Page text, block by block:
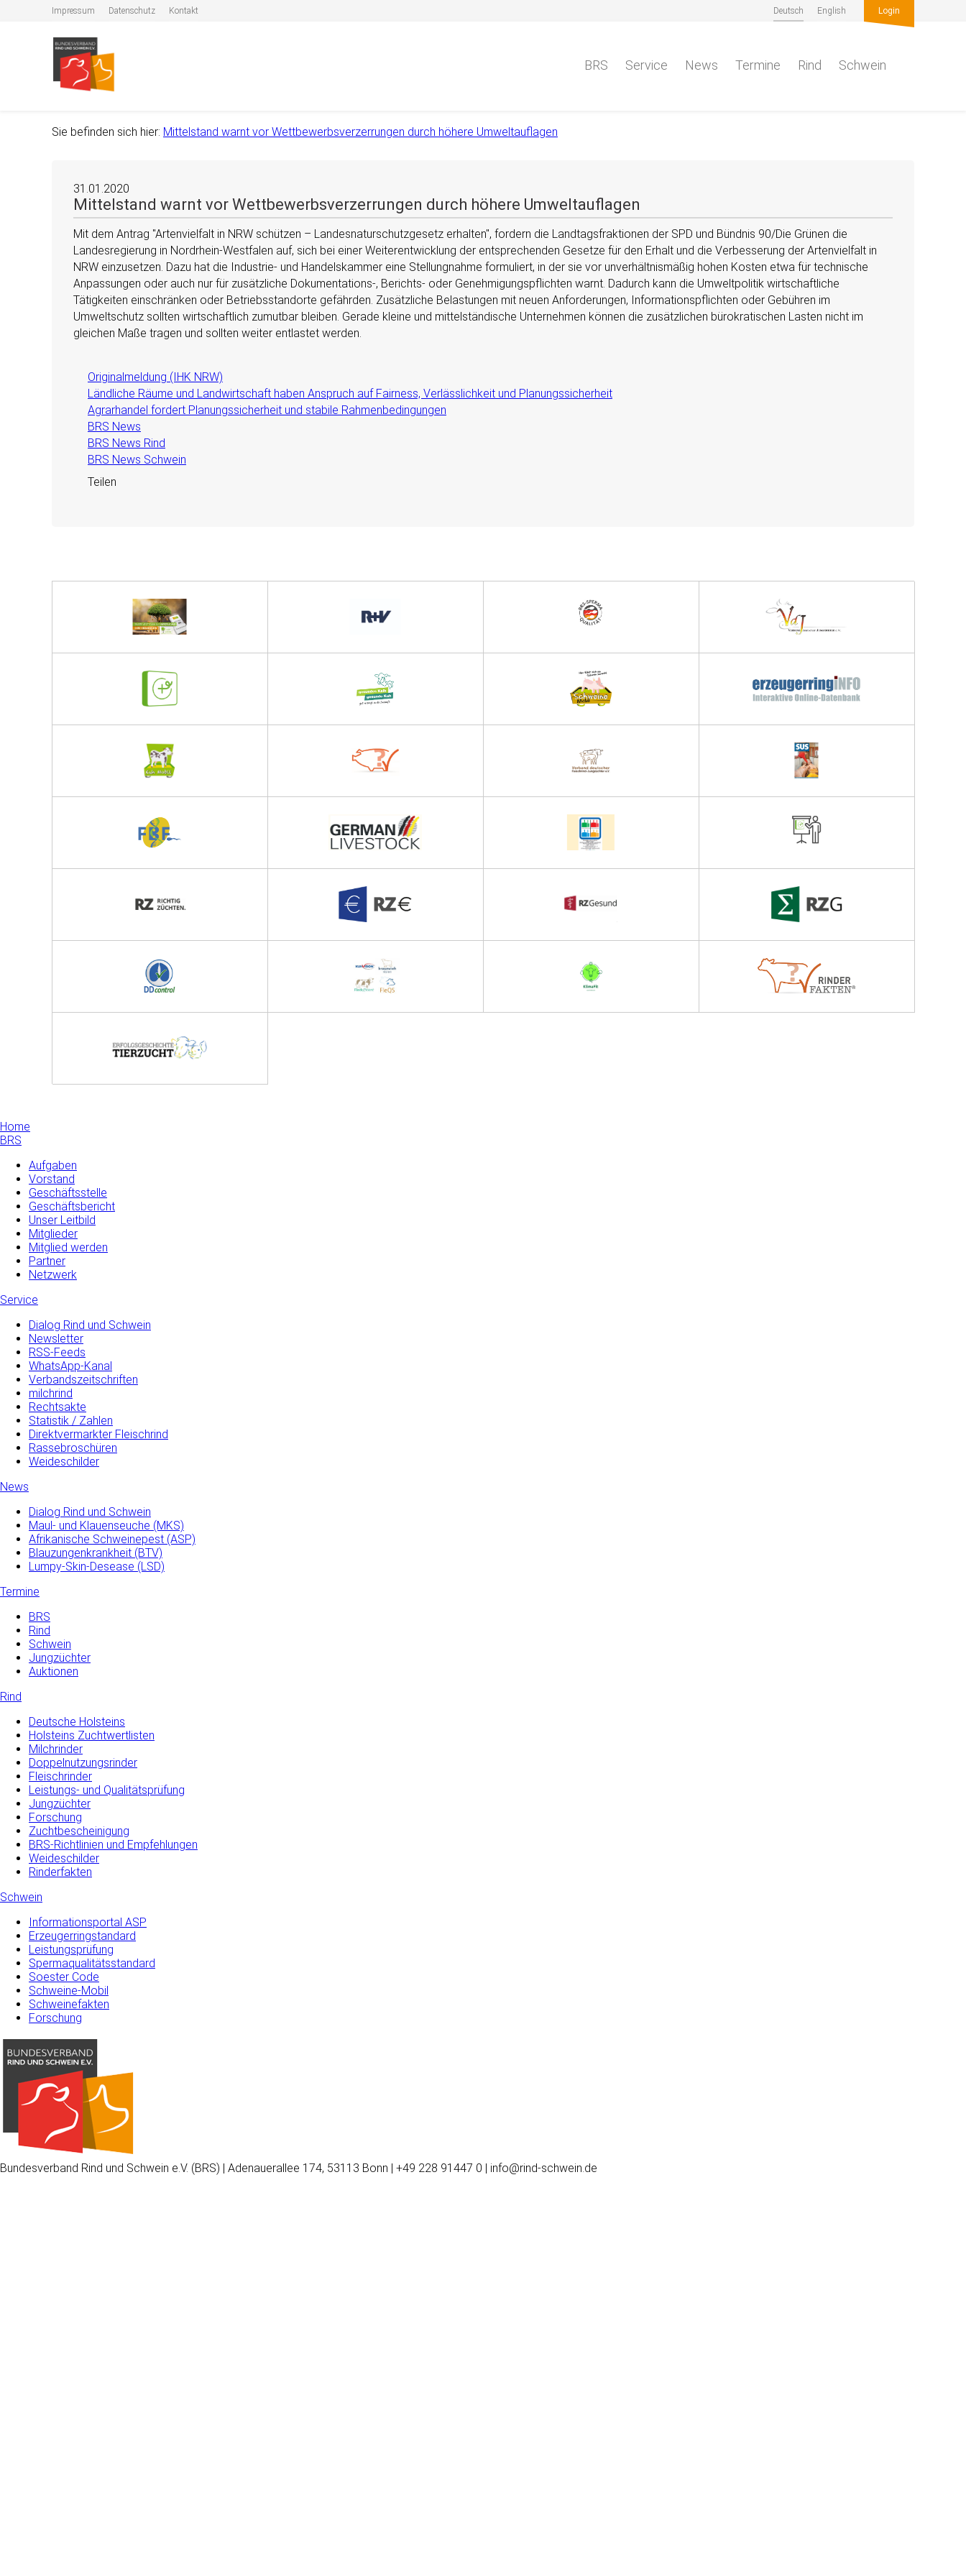
Impressum Datenschutz Kontakt Deutsch English Login
BRS Service News Termine Rind Schwein
Sie befinden sich hier: Mittelstand warnt vor Wettbewerbsverzerrungen durch höhere Umweltauflagen
31.01.2020
Mittelstand warnt vor Wettbewerbsverzerrungen durch höhere Umweltauflagen
Mit dem Antrag Artenvielfalt in NRW schützen – Landesnaturschutzgesetz erhalten , fordern die Landtagsfraktionen der SPD und Bündnis 90/Die Grünen die
Landesregierung in Nordrhein-Westfalen auf, sich bei einer Weiterentwicklung der entsprechenden Gesetze für den Erhalt und die Verbesserung der Artenvielfalt in
NRW einzusetzen. Dazu hat die Industrie- und Handelskammer eine Stellungnahme formuliert, in der sie vor unverhältnismäßig hohen Kosten etwa für technische
Anpassungen oder auch nur für zusätzliche Dokumentations-, Berichts- oder Genehmigungspflichten warnt. Dadurch kann die Umweltpolitik wirtschaftliche
Tätigkeiten einschränken oder Betriebsstandorte gefährden. Zusätzliche Belastungen mit neuen Anforderungen, Informationspflichten oder Gebühren im
Umweltschutz sollten wirtschaftlich zumutbar bleiben. Gerade kleine und mittelständische Unternehmen können die zusätzlichen bürokratischen Lasten nicht im
gleichen Maße tragen und sollten weiter entlastet werden.
Originalmeldung (IHK NRW)
Ländliche Räume und Landwirtschaft haben Anspruch auf Fairness, Verlässlichkeit und Planungssicherheit
Agrarhandel fordert Planungssicherheit und stabile Rahmenbedingungen
BRS News
BRS News Rind
BRS News Schwein
Teilen
Home
BRS
Aufgaben
Vorstand
Geschäftsstelle
Geschäftsbericht
Unser Leitbild
Mitglieder
Mitglied werden
Partner
Netzwerk
Service
Dialog Rind und Schwein
Newsletter
RSS-Feeds
WhatsApp-Kanal
Verbandszeitschriften
milchrind
Rechtsakte
Statistik / Zahlen
Direktvermarkter Fleischrind
Rassebroschüren
Weideschilder
News
Dialog Rind und Schwein
Maul- und­ Klauenseuche­ (MKS)
Afrikanische Schweinepest (ASP)
Blauzungenkrankheit (BTV)
Lumpy-Skin-Desease (LSD)
Termine
BRS
Rind
Schwein
Jungzüchter
Auktionen
Rind
Deutsche Holsteins
Holsteins Zuchtwertlisten
Milchrinder
Doppelnutzungsrinder
Fleischrinder
Leistungs- und Qualitätsprüfung
Jungzüchter
Forschung
Zuchtbescheinigung
BRS-Richtlinien und Empfehlungen
Weideschilder
Rinderfakten
Schwein
Informationsportal ASP
Erzeugerringstandard
Leistungsprüfung
Spermaqualitätsstandard
Soester Code
Schweine-Mobil
Schweinefakten
Forschung
Bundesverband Rind und Schwein e.V. (BRS) | Adenauerallee 174, 53113 Bonn | +49 228 91447 0 | info@rind-schwein.de